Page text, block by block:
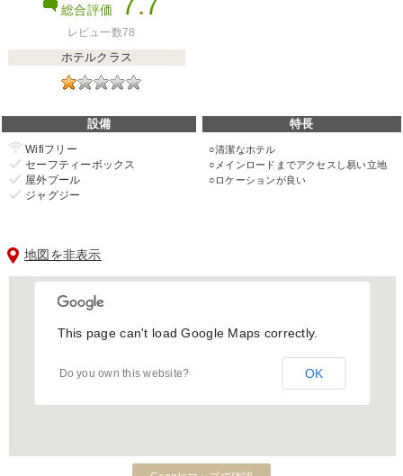
総合評価
レビュー数78
ホテルクラス
設備 特長
Wifiフリー
セーフティーボックス
屋外プール
ジャグジー
清潔なホテル
メインロードまでアクセスし易い立地
ロケーションが良い
地図を非表示
This page can't load Google Maps correctly.
Do you own this website? OK